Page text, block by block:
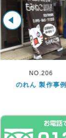
NO.48
のれん 製作事例